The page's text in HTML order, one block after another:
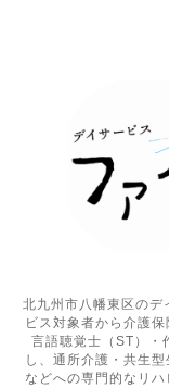
北九州市八幡東区のデ
ビス対象者から介護
言語聴覚士（ST）・
し、通所介護・共生
などへの専門的なリ